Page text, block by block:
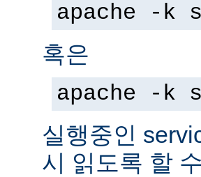
apache -k
혹은
apache -k
실행중인
시 읽도록 할